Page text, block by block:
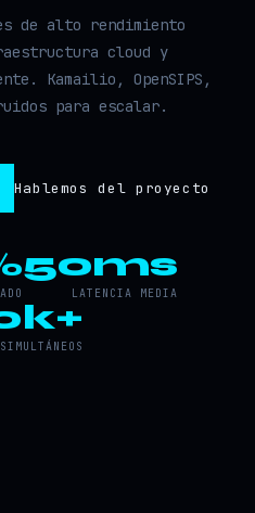
de alto rendimiento
cloud y
Kamailio, OpenSIPS,
para escalar.
Hablemos del proyecto
50ms
LATENCIA MEDIA